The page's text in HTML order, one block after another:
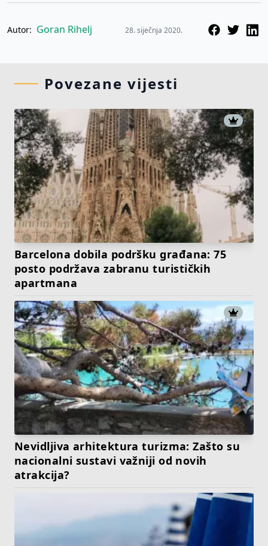
Autor: Goran Rihelj 28. siječnja 2020.
Povezane vijesti
Barcelona dobila podršku građana: 75
posto podržava zabranu turističkih
apartmana
Nevidljiva arhitektura turizma: Zašto su
nacionalni sustavi važniji od novih
atrakcija?